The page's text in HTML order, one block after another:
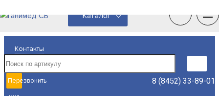
Контакты
Перезвонить
мне
8 (8452) 33-89-01
Каталог